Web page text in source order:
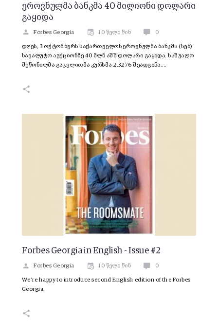
ეროვნულმა ბანკმა 40 მილიონი დოლარი
გაყიდა
Forbes Georgia 10 წელი წინ 0
დღეს, 3 ოქტომბერს საქართველოს ეროვნულმა ბანკმა (სებ)
სავალუტო აუქციონზე 40 მლნ აშშ დოლარი გაყიდა. საშუალო
შეწონილმა გაცვლითმა კურსმა 2.3276 შეადგინა.…
Forbes Georgia in English - Issue #2
Forbes Georgia 10 წელი წინ 0
We’re happy to introduce second English edition of the Forbes
Georgia.